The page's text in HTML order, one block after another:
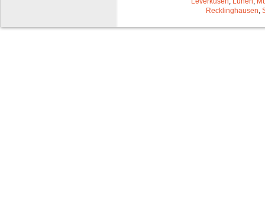
Recklinghausen,